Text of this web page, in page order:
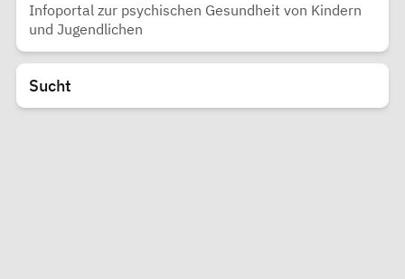
Infoportal zur psychischen Gesundheit von Kindern
und Jugendlichen
Sucht